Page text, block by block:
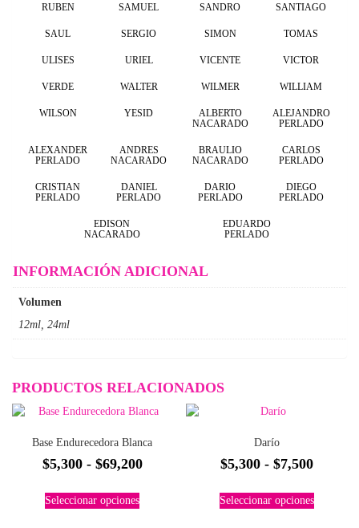
RUBEN SAMUEL SANDRO SANTIAGO
SAUL SERGIO SIMON TOMAS
ULISES URIEL VICENTE VICTOR
VERDE WALTER WILMER WILLIAM
WILSON YESID
ALBERTO
NACARADO
ALEJANDRO
PERLADO
ALEXANDER
PERLADO
ANDRES
NACARADO
BRAULIO
NACARADO
CARLOS
PERLADO
CRISTIAN
PERLADO
DANIEL
PERLADO
DARIO
PERLADO
DIEGO
PERLADO
EDISON
NACARADO
EDUARDO
PERLADO
INFORMACIÓN ADICIONAL
Volumen
12ml, 24ml
PRODUCTOS RELACIONADOS
Base Endurecedora Blanca
$5,300 - $69,200Rango
Seleccionar opcionesproducto
Darío
$5,300 - $7,500Rango
Seleccionar opcionesproducto